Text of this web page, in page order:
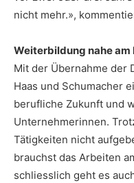
nicht mehr.»,
Weiterbildung nahe
Mit der Übernahme der
Haas und Schumacher
berufliche Zukunft und
Unternehmerinnen.
Tätigkeiten nicht
brauchst das Arbeiten
schliesslich geht es